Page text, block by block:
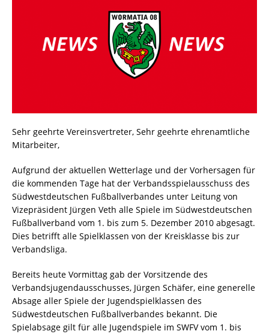
Sehr geehrte Vereinsvertreter, Sehr geehrte ehrenamtliche
Mitarbeiter,
Aufgrund der aktuellen Wetterlage und der Vorhersagen für
die kommenden Tage hat der Verbandsspielausschuss des
Südwestdeutschen Fußballverbandes unter Leitung von
Vizepräsident Jürgen Veth alle Spiele im Südwestdeutschen
Fußballverband vom 1. bis zum 5. Dezember 2010 abgesagt.
Dies betrifft alle Spielklassen von der Kreisklasse bis zur
Verbandsliga.
Bereits heute Vormittag gab der Vorsitzende des
Verbandsjugendausschusses, Jürgen Schäfer, eine generelle
Absage aller Spiele der Jugendspielklassen des
Südwestdeutschen Fußballverbandes bekannt. Die
Spielabsage gilt für alle Jugendspiele im SWFV vom 1. bis